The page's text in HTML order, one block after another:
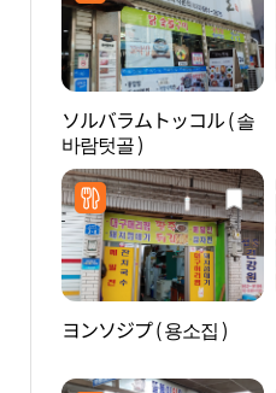
ソルバラムトッコル ( 솔
바람텃골 )
ヨンソジプ ( 용소집 )